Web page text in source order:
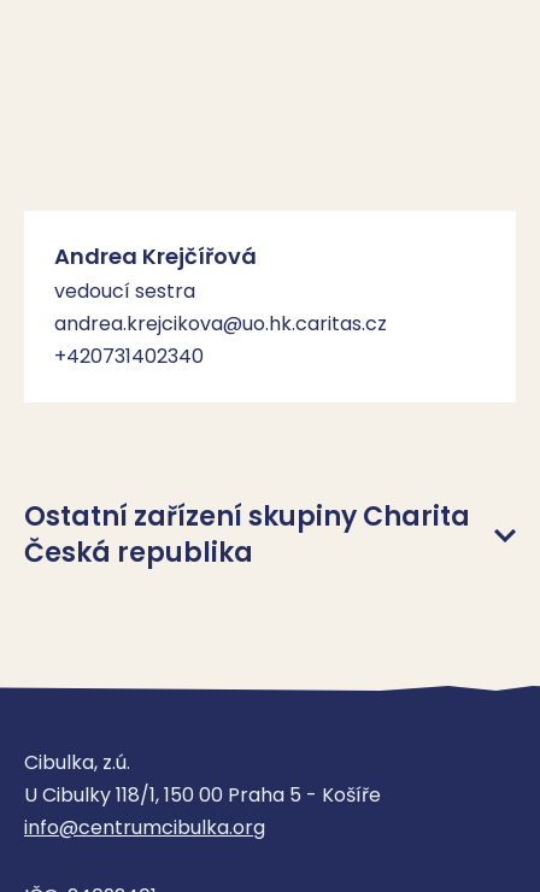
Andrea Krejčířová
vedoucí sestra
andrea.krejcikova@uo.hk.caritas.cz
+420731402340
Ostatní zařízení skupiny Charita
Česká republika
Charita Česká republika
Domácí zdravotní péče
Odborné sociální poradenství
Krizová centra
Duchovní služby
Kompenzační pomůcky
Cibulka, z.ú.
U Cibulky 118/1, 150 00 Praha 5 - Košíře
info@centrumcibulka.org